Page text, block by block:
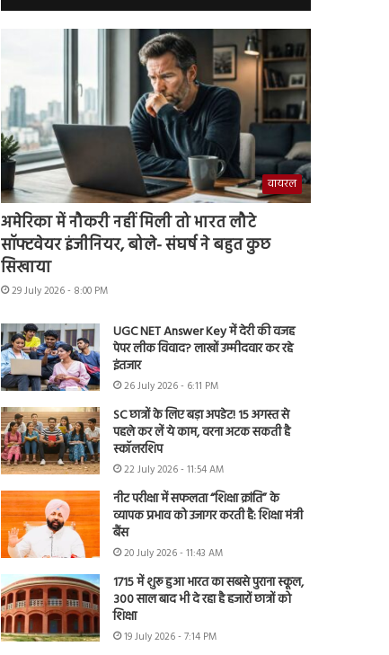
वायरल
अमेरिका में नौकरी नहीं मिली तो भारत लौटे
सॉफ्टवेयर इंजीनियर, बोले- संघर्ष ने बहुत कुछ
सिखाया
29 July 2026 - 8:00 PM
UGC NET Answer Key में देरी की वजह
पेपर लीक विवाद? लाखों उम्मीदवार कर रहे
इंतजार
26 July 2026 - 6:11 PM
SC छात्रों के लिए बड़ा अपडेट! 15 अगस्त से
पहले कर लें ये काम, वरना अटक सकती है
स्कॉलरशिप
22 July 2026 - 11:54 AM
नीट परीक्षा में सफलता “शिक्षा क्रांति” के
व्यापक प्रभाव को उजागर करती है: शिक्षा मंत्री
बैंस
20 July 2026 - 11:43 AM
1715 में शुरू हुआ भारत का सबसे पुराना स्कूल,
300 साल बाद भी दे रहा है हजारों छात्रों को
शिक्षा
19 July 2026 - 7:14 PM